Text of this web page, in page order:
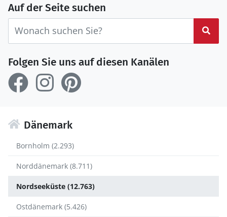
Auf der Seite suchen
Folgen Sie uns auf diesen Kanälen
Dänemark
Bornholm (2.293)
Norddänemark (8.711)
Nordseeküste (12.763)
Ostdänemark (5.426)